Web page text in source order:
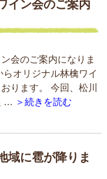
イン会のご案内
会のご案内になりま
オリジナル林檎ワイ
ります。 今回、松川
… ＞続きを読む
域に雹が降りま